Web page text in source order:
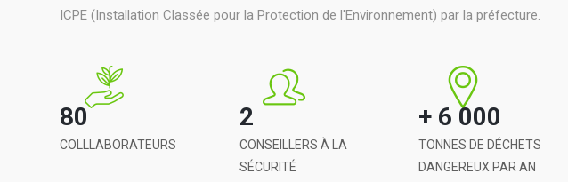
ICPE (Installation Classée pour la Protection de l'Environnement) par la préfecture.
80
COLLLABORATEURS
2
CONSEILLERS À LA
SÉCURITÉ
+ 6 000
TONNES DE DÉCHETS
DANGEREUX PAR AN